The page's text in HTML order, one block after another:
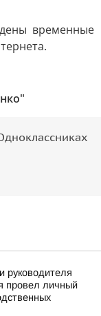
временные
руководителя
провел личный